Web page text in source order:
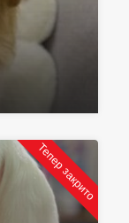
Тепер закрито